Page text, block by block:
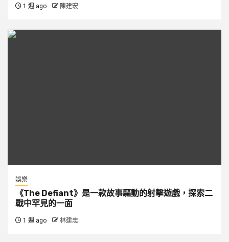
1 週 ago 陳建宏
娛樂
《The Defiant》是一款故事驅動的射擊遊戲，探索二
戰中罕見的一面
1 週 ago 林建忠